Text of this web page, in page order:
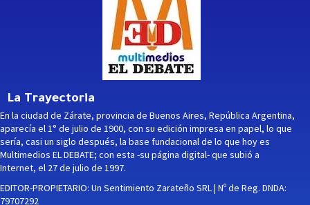
La Trayectoria
En la ciudad de Zárate, provincia de Buenos Aires, República Argentina,
aparecía el 1° de julio de 1900, con su edición impresa en papel, lo que
sería, casi un siglo después, la base fundacional de lo que hoy es
Multimedios EL DEBATE; con esta -su página digital- que subió a
Internet, el 27 de julio de 1997.
EDITOR-PROPIETARIO: Un Sentimiento Zarateño SRL | Nº de Reg. DNDA:
79707292